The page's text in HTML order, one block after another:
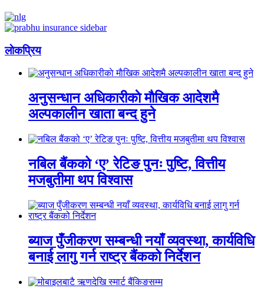
लाेकप्रिय
अनुसन्धान अधिकारीकाे माैखिक आदेशमै
अल्पकालीन खाता बन्द हुने
नबिल बैंकको ‘ए’ रेटिङ पुनः पुष्टि, वित्तीय
मजबुतीमा थप विश्वास
ब्याज पुँजीकरण सम्बन्धी नयाँ व्यवस्था, कार्यविधि
बनाई लागु गर्न राष्ट्र बैंकको निर्देशन